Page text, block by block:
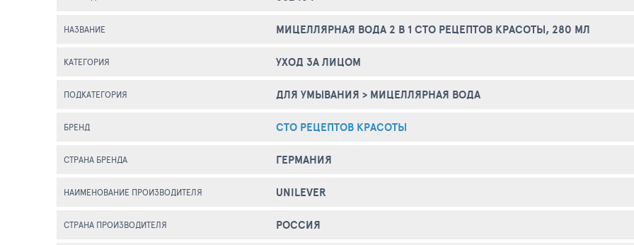
НАЗВАНИЕ МИЦЕЛЛЯРНАЯ ВОДА 2 В 1 СТО РЕЦЕПТОВ КРАСОТЫ, 280 МЛ
КАТЕГОРИЯ УХОД ЗА ЛИЦОМ
ПОДКАТЕГОРИЯ ДЛЯ УМЫВАНИЯ > МИЦЕЛЛЯРНАЯ ВОДА
БРЕНД СТО РЕЦЕПТОВ КРАСОТЫ
СТРАНА БРЕНДА ГЕРМАНИЯ
НАИМЕНОВАНИЕ ПРОИЗВОДИТЕЛЯ UNILEVER
СТРАНА ПРОИЗВОДИТЕЛЯ РОССИЯ